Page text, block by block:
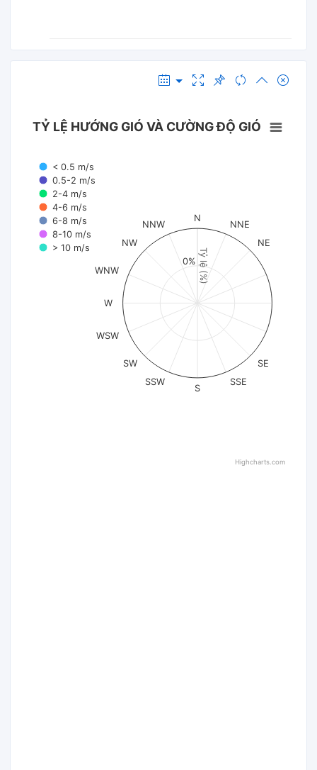
Tỷ lệ (%)
TỶ LỆ HƯỚNG GIÓ VÀ CƯỜNG ĐỘ GIÓ
< 0.5 m/s
0.5-2 m/s
2-4 m/s
4-6 m/s
6-8 m/s
8-10 m/s
> 10 m/s
N
NNE
NE
SE
SSE
S
SSW
SW
WSW
W
WNW
NW
NNW
0%
Highcharts.com